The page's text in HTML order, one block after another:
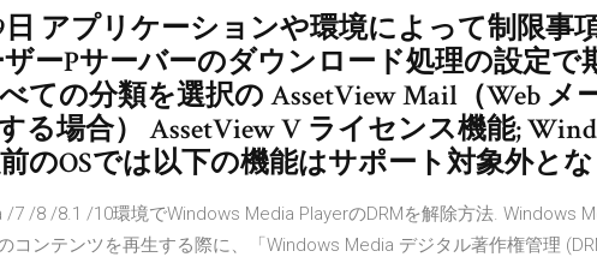
日 アプリケーションや環境によって制限事
ーPサーバーのダウンロード処理の設定で
ての分類を選択の AssetView Mail（Web メ
る場合） AssetView V ライセンス機能;
のOSでは以下の機能はサポート対象外とな
/7 /8 /8.1 /10環境でWindows Media PlayerのDRMを解除方法. Windows
コンテンツを再生する際に、「Windows Media デジタル著作権管理